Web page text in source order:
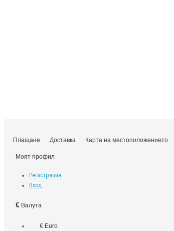
Плащане Доставка Карта на местоположението
Моят профил
Регистрация
Вход
€ Валута
€ Euro